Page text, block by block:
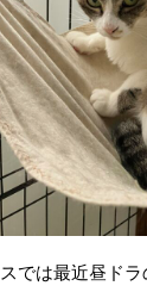
では最近昼ドラ